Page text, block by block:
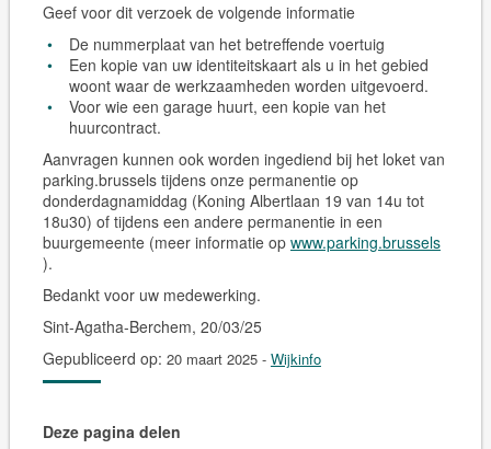
Geef voor dit verzoek de volgende informatie
De nummerplaat van het betreffende voertuig
Een kopie van uw identiteitskaart als u in het gebied
woont waar de werkzaamheden worden uitgevoerd.
Voor wie een garage huurt, een kopie van het
huurcontract.
Aanvragen kunnen ook worden ingediend bij het loket van
parking.brussels tijdens onze permanentie op
donderdagnamiddag (Koning Albertlaan 19 van 14u tot
18u30) of tijdens een andere permanentie in een
buurgemeente (meer informatie op www.parking.brussels
).
Bedankt voor uw medewerking.
Sint-Agatha-Berchem, 20/03/25
Gepubliceerd op: 20 maart 2025 - Wijkinfo
Deze pagina delen